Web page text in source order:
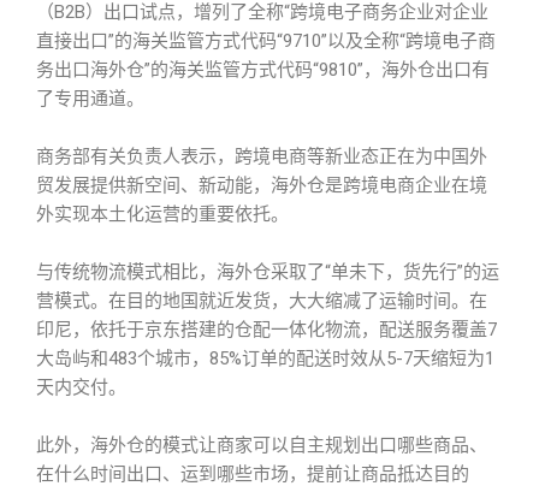
（B2B）出口试点，增列了全称“跨境电子商务企业对企业
直接出口”的海关监管方式代码“9710”以及全称“跨境电子商
务出口海外仓”的海关监管方式代码“9810”，海外仓出口有
了专用通道。
商务部有关负责人表示，跨境电商等新业态正在为中国外
贸发展提供新空间、新动能，海外仓是跨境电商企业在境
外实现本土化运营的重要依托。
与传统物流模式相比，海外仓采取了“单未下，货先行”的运
营模式。在目的地国就近发货，大大缩减了运输时间。在
印尼，依托于京东搭建的仓配一体化物流，配送服务覆盖7
大岛屿和483个城市，85%订单的配送时效从5-7天缩短为1
天内交付。
此外，海外仓的模式让商家可以自主规划出口哪些商品、
在什么时间出口、运到哪些市场，提前让商品抵达目的